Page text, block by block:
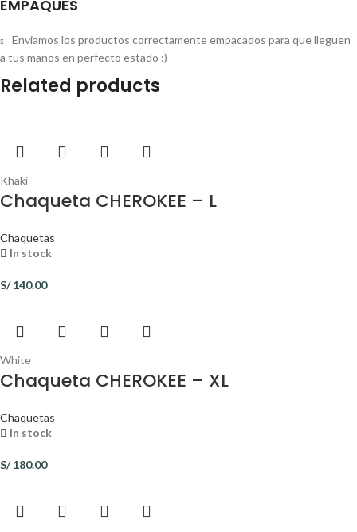
EMPAQUES
Enviamos los productos correctamente empacados para que lleguen
a tus manos en perfecto estado :)
Related products
Khaki
Chaqueta CHEROKEE – L
Chaquetas
In stock
S/140.00
White
Chaqueta CHEROKEE – XL
Chaquetas
In stock
S/180.00